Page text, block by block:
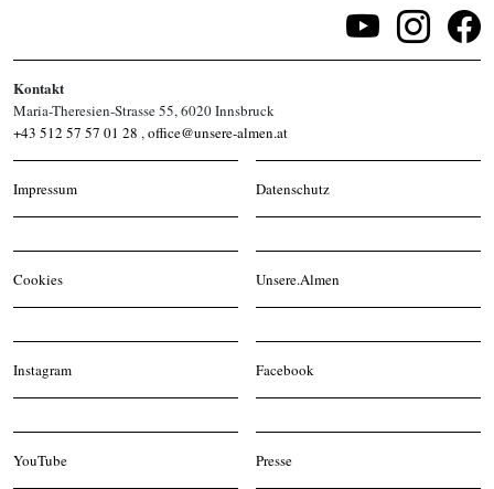
Kontakt
Maria-Theresien-Strasse 55, 6020 Innsbruck
+43 512 57 57 01 28 ,office@unsere-almen.at
Impressum Datenschutz
Cookies Unsere.Almen
Instagram Facebook
YouTube Presse